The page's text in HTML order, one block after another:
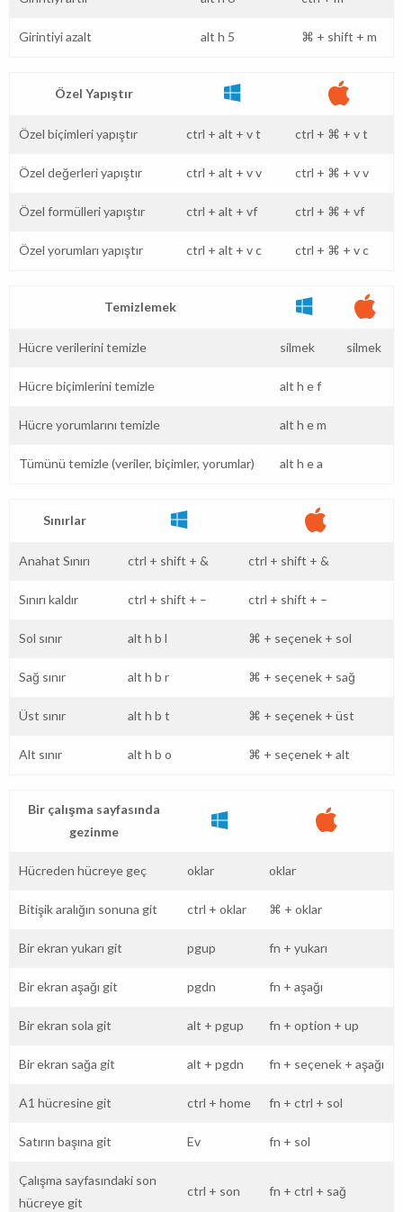
Girintiyi azalt alt h 5 ⌘ + shift + m
Özel Yapıştır
Özel biçimleri yapıştır ctrl + alt + vt ctrl + ⌘ + vt
Özel değerleri yapıştır ctrl + alt + vv ctrl + ⌘ + vv
Özel formülleri yapıştır ctrl + alt + vf ctrl + ⌘ + vf
Özel yorumları yapıştır ctrl + alt + vc ctrl + ⌘ + vc
Temizlemek
Hücre verilerini temizle silmek silmek
Hücre biçimlerini temizle alt h ef
Hücre yorumlarını temizle alt h em
Tümünü temizle (veriler, biçimler, yorumlar) alt h ea
Sınırlar
Anahat Sınırı ctrl + shift + & ctrl + shift + &
Sınırı kaldır ctrl + shift + – ctrl + shift + –
Sol sınır alt h b l ⌘ + seçenek + sol
Sağ sınır alt h b r ⌘ + seçenek + sağ
Üst sınır alt h b t ⌘ + seçenek + üst
Alt sınır alt h b o ⌘ + seçenek + alt
Bir çalışma sayfasında
gezinme
Hücreden hücreye geç oklar oklar
Bitişik aralığın sonuna git ctrl + oklar ⌘ + oklar
Bir ekran yukarı git pgup fn + yukarı
Bir ekran aşağı git pgdn fn + aşağı
Bir ekran sola git alt + pgup fn + option + up
Bir ekran sağa git alt + pgdn fn + seçenek + aşağı
A1 hücresine git ctrl + home fn + ctrl + sol
Satırın başına git Ev fn + sol
Çalışma sayfasındaki son
hücreye git
ctrl + son fn + ctrl + sağ